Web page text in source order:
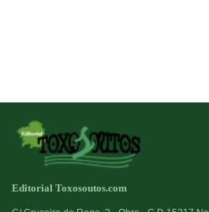
Editorial Toxosoutos.com